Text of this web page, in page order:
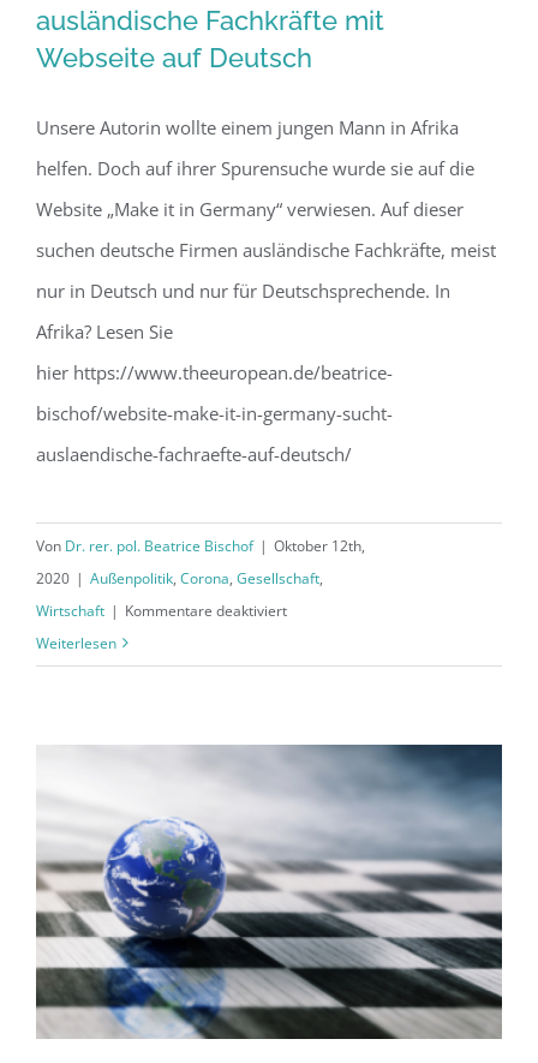
ausländische Fachkräfte mit Webseite
auf Deutsch
ausländische Fachkräfte mit
Webseite auf Deutsch
Unsere Autorin wollte einem jungen Mann in Afrika
helfen. Doch auf ihrer Spurensuche wurde sie auf die
Website „Make it in Germany“ verwiesen. Auf dieser
suchen deutsche Firmen ausländische Fachkräfte, meist
nur in Deutsch und nur für Deutschsprechende. In
Afrika? Lesen Sie
hier https://www.theeuropean.de/beatrice-
bischof/website-make-it-in-germany-sucht-
auslaendische-fachraefte-auf-deutsch/
Von Dr. rer. pol. Beatrice Bischof | Oktober 12th,
2020 | Außenpolitik, Corona, Gesellschaft,
Wirtschaft | Kommentare deaktiviertfür
Webseite
auf
Deutsch
Weiterlesen